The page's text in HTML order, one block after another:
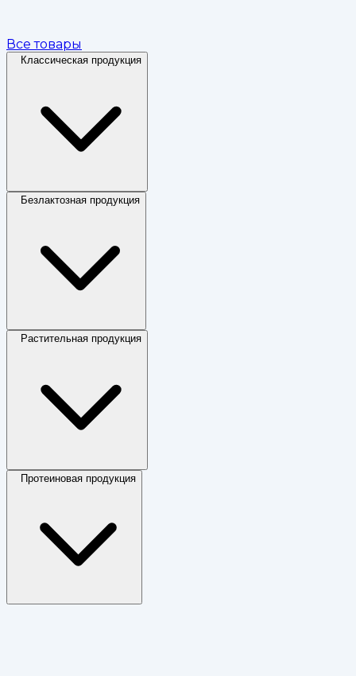
Все товары
Классическая продукция
Безлактозная продукция
Растительная продукция
Протеиновая продукция